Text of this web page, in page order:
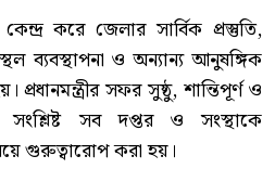
করে জেলার সার্বিক প্রস্তুতি,
ব্যবস্থাপনা ও অন্যান্য আনুষঙ্গিক
সফর সুষ্ঠু, শান্তিপূর্ণ ও
সব দপ্তর ও সংস্থাকে
গুরুত্বারোপ করা হয়।